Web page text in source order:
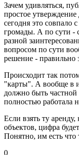
Зачем удивляться,
простое
сегодня это совпало
громады. А по сути -
разной
вопросом по сути
решение - правильно
Происходит так
"карты". А вообще в
должно быть частной
полностью работала
Если взять ту
объектов, цифра
Понятно, им есть что
0